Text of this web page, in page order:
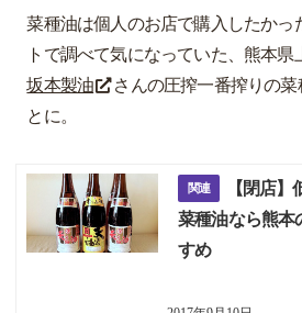
菜種油は個人のお店で購入したかっ
トで調べて気になっていた、熊本県
坂本製油
さんの圧搾一番搾りの
とに。
【閉店
菜種油なら熊本
すめ